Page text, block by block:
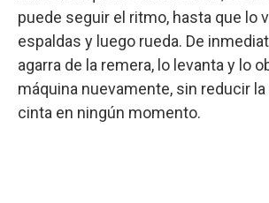
puede seguir el ritmo, hasta que lo
espaldas y luego rueda. De
agarra de la remera, lo levanta y lo
máquina nuevamente, sin reducir
cinta en ningún momento.